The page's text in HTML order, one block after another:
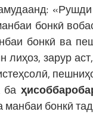
бонкӣ
бонкӣ ва
лиҳоз, зарур
ба
манбаи бонкӣ